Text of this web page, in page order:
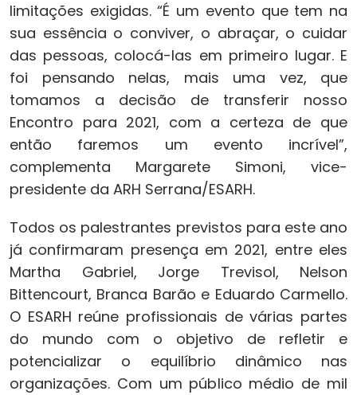
limitações exigidas. “É um evento que tem na
sua essência o conviver, o abraçar, o cuidar
das pessoas, colocá-las em primeiro lugar. E
foi pensando nelas, mais uma vez, que
tomamos a decisão de transferir nosso
Encontro para 2021, com a certeza de que
então faremos um evento incrível”,
complementa Margarete Simoni, vice-
presidente da ARH Serrana/ESARH.
Todos os palestrantes previstos para este ano
já confirmaram presença em 2021, entre eles
Martha Gabriel, Jorge Trevisol, Nelson
Bittencourt, Branca Barão e Eduardo Carmello.
O ESARH reúne profissionais de várias partes
do mundo com o objetivo de refletir e
potencializar o equilíbrio dinâmico nas
organizações. Com um público médio de mil